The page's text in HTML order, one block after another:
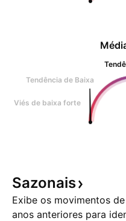
Tendência de Baixa
Viés de baixa forte
Sazonais
Exibe os movimentos
anos anteriores para